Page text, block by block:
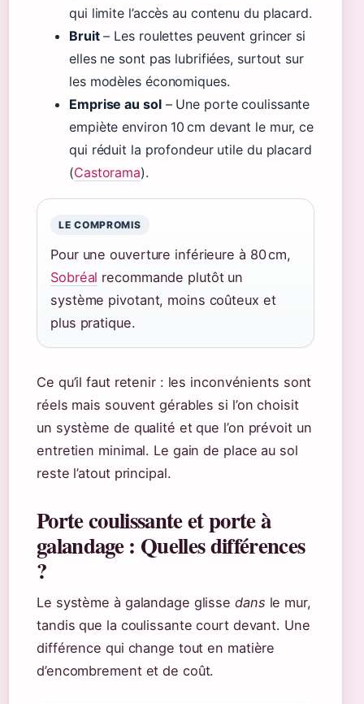
qui limite l’accès au contenu du placard.
Bruit– Les roulettes peuvent grincer si
elles ne sont pas lubrifiées, surtout sur
les modèles économiques.
Emprise au sol– Une porte coulissante
empiète environ 10 cm devant le mur, ce
qui réduit la profondeur utile du placard
(Castorama).
LE COMPROMIS
Pour une ouverture inférieure à 80 cm,
Sobréal recommande plutôt un
système pivotant, moins coûteux et
plus pratique.
Ce qu’il faut retenir : les inconvénients sont
réels mais souvent gérables si l’on choisit
un système de qualité et que l’on prévoit un
entretien minimal. Le gain de place au sol
reste l’atout principal.
Porte coulissante et porte à
galandage : Quelles différences
?
Le système à galandage glisse dans le mur,
tandis que la coulissante court devant. Une
différence qui change tout en matière
d’encombrement et de coût.